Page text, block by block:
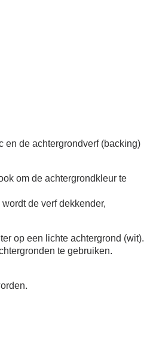
en de achtergrondverf (backing)
om de achtergrondkleur te
de verf dekkender,
op een lichte achtergrond (wit).
te gebruiken.